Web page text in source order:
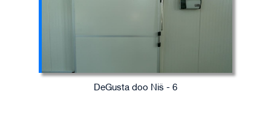
DeGusta doo Niš - 6